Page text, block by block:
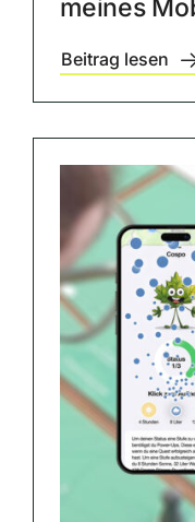
meines
Beitrag lesen